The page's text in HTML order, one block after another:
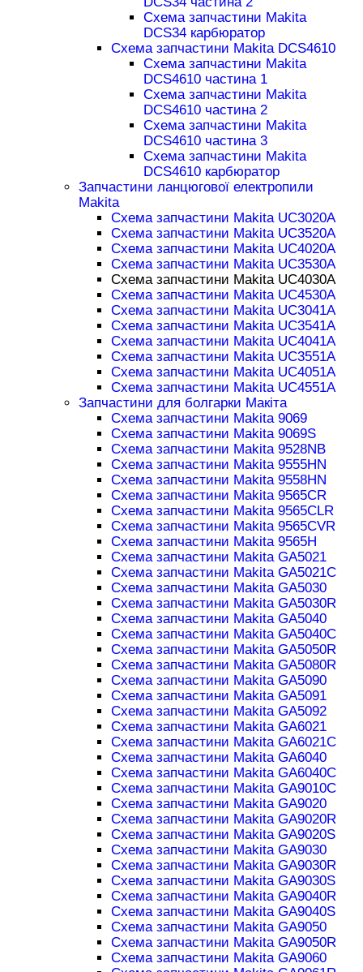
Схема запчастини Makita
DCS34 карбюратор
Схема запчастини Makita DCS4610
Схема запчастини Makita
DCS4610 частина 1
Схема запчастини Makita
DCS4610 частина 2
Схема запчастини Makita
DCS4610 частина 3
Схема запчастини Makita
DCS4610 карбюратор
Запчастини ланцюгової електропили
Makita
Схема запчастини Makita UC3020A
Схема запчастини Makita UC3520A
Схема запчастини Makita UC4020A
Схема запчастини Makita UC3530A
Схема запчастини Makita UC4030A
Схема запчастини Makita UC4530A
Схема запчастини Makita UC3041A
Схема запчастини Makita UC3541A
Схема запчастини Makita UC4041A
Схема запчастини Makita UC3551A
Схема запчастини Makita UC4051A
Схема запчастини Makita UC4551A
Запчастини для болгарки Макіта
Схема запчастини Makita 9069
Схема запчастини Makita 9069S
Схема запчастини Makita 9528NB
Схема запчастини Makita 9555HN
Схема запчастини Makita 9558HN
Схема запчастини Makita 9565CR
Схема запчастини Makita 9565CLR
Схема запчастини Makita 9565CVR
Схема запчастини Makita 9565H
Схема запчастини Makita GA5021
Схема запчастини Makita GA5021C
Схема запчастини Makita GA5030
Схема запчастини Makita GA5030R
Схема запчастини Makita GA5040
Схема запчастини Makita GA5040C
Схема запчастини Makita GA5050R
Схема запчастини Makita GA5080R
Схема запчастини Makita GA5090
Схема запчастини Makita GA5091
Схема запчастини Makita GA5092
Схема запчастини Makita GA6021
Схема запчастини Makita GA6021C
Схема запчастини Makita GA6040
Схема запчастини Makita GA6040C
Схема запчастини Makita GA9010C
Схема запчастини Makita GA9020
Схема запчастини Makita GA9020R
Схема запчастини Makita GA9020S
Схема запчастини Makita GA9030
Схема запчастини Makita GA9030R
Схема запчастини Makita GA9030S
Схема запчастини Makita GA9040R
Схема запчастини Makita GA9040S
Схема запчастини Makita GA9050
Схема запчастини Makita GA9050R
Схема запчастини Makita GA9060